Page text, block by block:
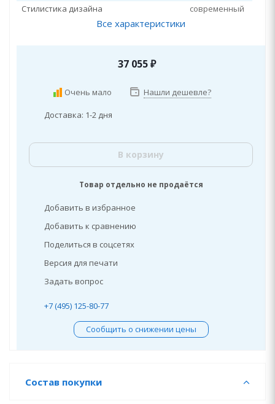
Стилистика дизайна
современный
Все характеристики
37 055₽
Очень мало Нашли дешевле?
Доставка: 1-2 дня
В корзину
Товар отдельно не продаётся
Добавить в избранное
Добавить к сравнению
Поделиться в соцсетях
Версия для печати
Задать вопрос
+7 (495) 125-80-77
Сообщить о снижении цены
Состав покупки